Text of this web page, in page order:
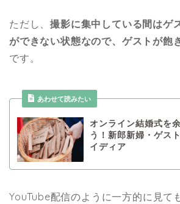
ただし、撮影に集中している間はゲ
ができない状態なので、ゲストが飽
です。
あわせて読みたい
オンライン結婚式を
う！新郎新婦・ゲス
イディア
YouTube配信のように一方的に見て